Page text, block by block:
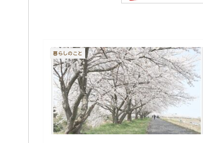
暮らしのこと